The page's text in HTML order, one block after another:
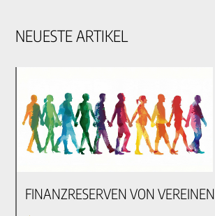
NEUESTE ARTIKEL
FINANZRESERVEN VON VEREINEN